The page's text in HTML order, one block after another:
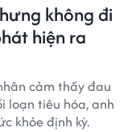
không đi
hiện ra
cảm thấy đau
loạn tiêu hóa, anh
khỏe định kỳ.